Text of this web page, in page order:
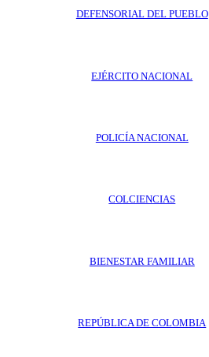
DEFENSORIAL DEL PUEBLO
EJÉRCITO NACIONAL
POLICÍA NACIONAL
COLCIENCIAS
BIENESTAR FAMILIAR
REPÚBLICA DE COLOMBIA